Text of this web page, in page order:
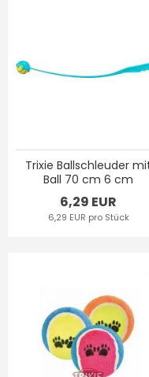
Trixie Ballschleuder
Ball 70 cm 6 cm
6,29 EUR
6,29 EUR pro Stück